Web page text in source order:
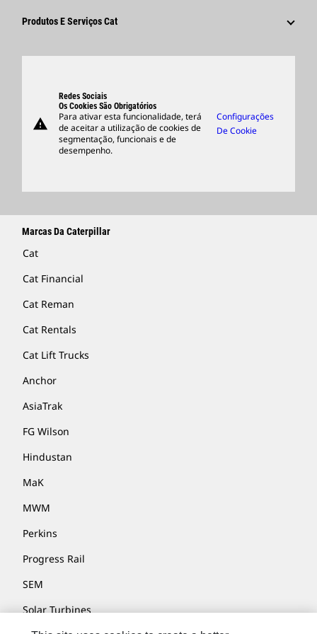
Inovação
Fornecedores
Produtos E Serviços Cat
Suporte
Merchandise
Encontrar Um Revendedor
warning
Redes Sociais
Os Cookies São Obrigatórios
Para ativar esta funcionalidade, terá
de aceitar a utilização de cookies de
segmentação, funcionais e de
desempenho.
Configurações
De Cookie
Marcas Da Caterpillar
Cat
Cat Financial
Cat Reman
Cat Rentals
Cat Lift Trucks
Anchor
AsiaTrak
FG Wilson
Hindustan
MaK
MWM
Perkins
Progress Rail
SEM
Solar Turbines